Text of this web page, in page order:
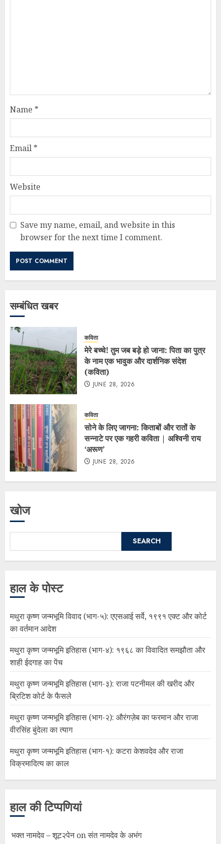
Name *
Email *
Website
Save my name, email, and website in this
browser for the next time I comment.
सम्बंधित खबर
कविता
मेरे बच्चे! तुम जब बड़े हो जाना: पिता का पुत्र
के नाम एक भावुक और दार्शनिक संदेश
(कविता)
JUNE 28, 2026
कविता
सोने के लिए जागना: किताबों और रातों के
सन्नाटे पर एक गहरी कविता | अश्विनी राय
‘अरूण’
JUNE 28, 2026
खोज
SEARCH
हाल के पोस्ट
मथुरा कृष्ण जन्मभूमि विवाद (भाग-५): एएसआई सर्वे, १९९१ एक्ट और कोर्ट
का वर्तमान आदेश
मथुरा कृष्ण जन्मभूमि इतिहास (भाग-४): १९६८ का विवादित समझौता और
शाही ईदगाह का पेंच
मथुरा कृष्ण जन्मभूमि इतिहास (भाग-३): राजा पटनीमल की खरीद और
ब्रिटिश कोर्ट के फैसले
मथुरा कृष्ण जन्मभूमि इतिहास (भाग-२): औरंगज़ेब का फरमान और राजा
वीरसिंह बुंदेला का त्याग
मथुरा कृष्ण जन्मभूमि इतिहास (भाग-१): कटरा केशवदेव और राजा
विक्रमादित्य का काल
हाल की टिप्पणियां
भक्त नामदेव – शूट२पेनonसंत नामदेव के अभंग